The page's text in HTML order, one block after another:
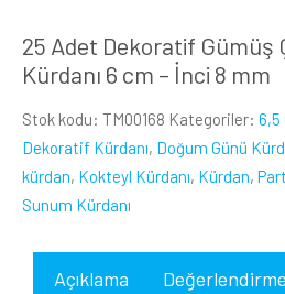
25 Adet Dekoratif Gümüş
Kürdanı 6 cm – İnci 8 mm
Stok kodu: TM00168 Kategoriler: 6,5
Dekoratif Kürdanı, Doğum Günü
kürdan, Kokteyl Kürdanı, Kürdan,
Sunum Kürdanı
Açıklama